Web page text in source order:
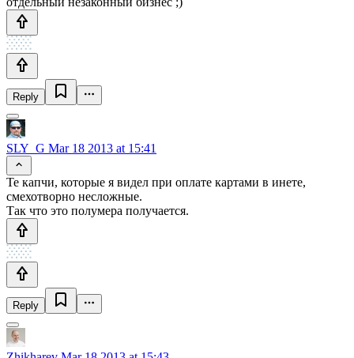
Reply
SLY_G Mar 18 2013 at 15:41
Те капчи, которые я видел при оплате картами в инете,
смехотворно несложные.
Так что это полумера получается.
Reply